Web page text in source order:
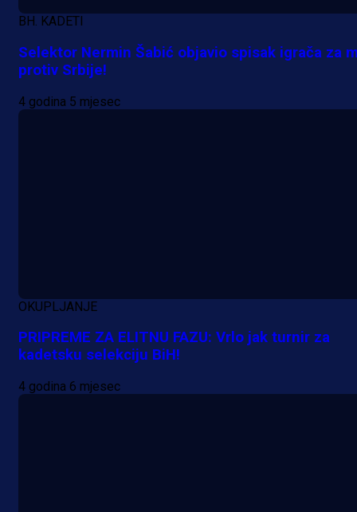
BH. KADETI
Selektor Nermin Šabić objavio spisak igrača za
protiv Srbije!
4 godina 5 mjesec
OKUPLJANJE
PRIPREME ZA ELITNU FAZU: Vrlo jak turnir za
kadetsku selekciju BiH!
4 godina 6 mjesec